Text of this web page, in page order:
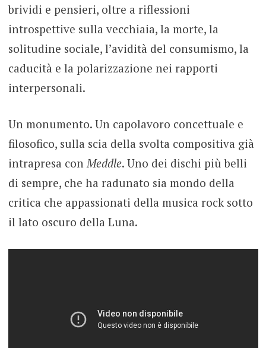
brividi e pensieri, oltre a riflessioni
introspettive sulla vecchiaia, la morte, la
solitudine sociale, l’avidità del consumismo, la
caducità e la polarizzazione nei rapporti
interpersonali.
Un monumento. Un capolavoro concettuale e
filosofico, sulla scia della svolta compositiva già
intrapresa conMeddle. Uno dei dischi più belli
di sempre, che ha radunato sia mondo della
critica che appassionati della musica rock sotto
il lato oscuro della Luna.